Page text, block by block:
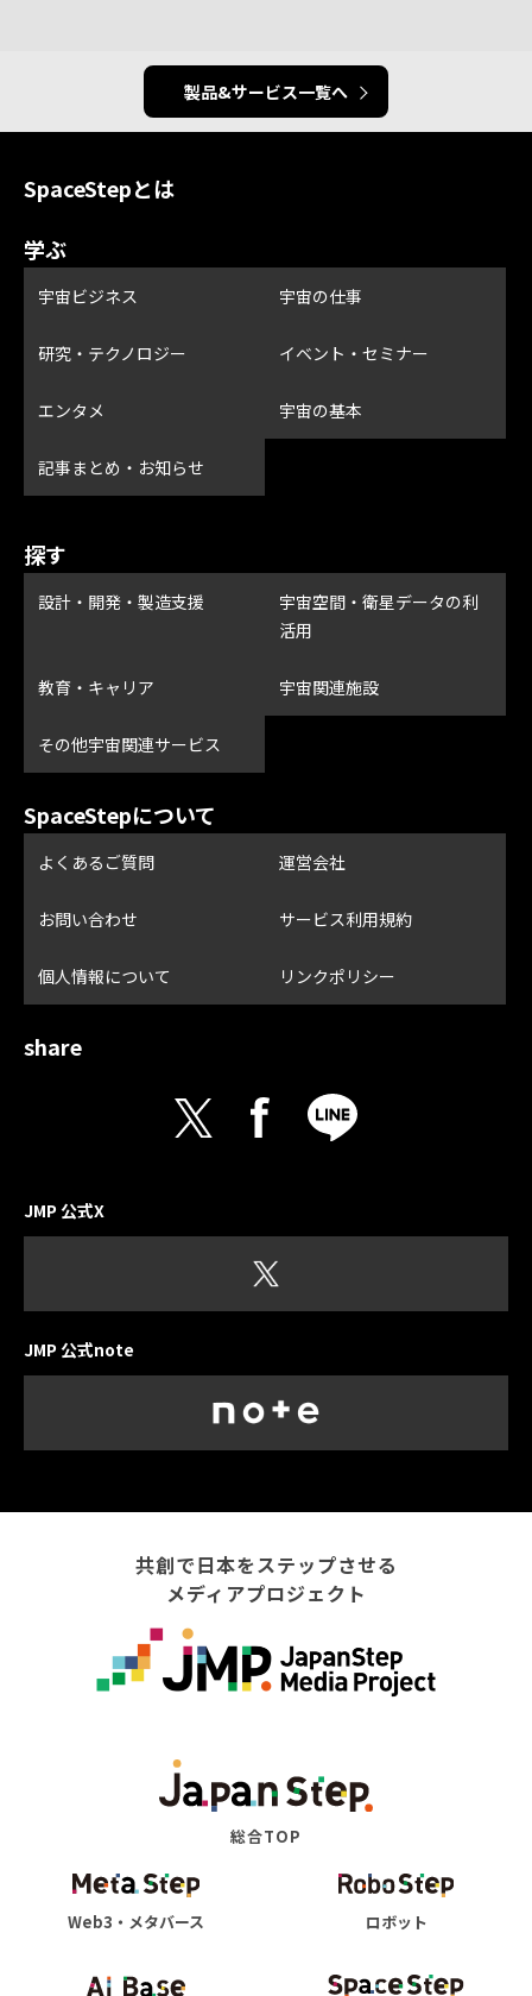
製品&サービス一覧へ
SpaceStepとは
学ぶ
宇宙ビジネス 宇宙の仕事
研究・テクノロジー イベント・セミナー
エンタメ 宇宙の基本
記事まとめ・お知らせ
探す
設計・開発・製造支援
宇宙空間・衛星データの利
活用
教育・キャリア 宇宙関連施設
その他宇宙関連サービス
SpaceStepについて
よくあるご質問 運営会社
お問い合わせ サービス利用規約
個人情報について リンクポリシー
share
JMP 公式X
JMP 公式note
共創で日本をステップさせる
メディアプロジェクト
総合TOP
Web3・メタバース ロボット